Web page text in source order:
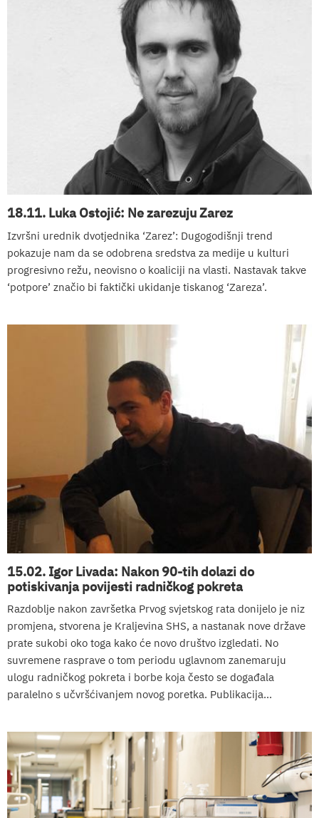
18.11. Luka Ostojić: Ne zarezuju Zarez
Izvršni urednik dvotjednika ‘Zarez’: Dugogodišnji trend
pokazuje nam da se odobrena sredstva za medije u kulturi
progresivno režu, neovisno o koaliciji na vlasti. Nastavak takve
‘potpore’ značio bi faktički ukidanje tiskanog ‘Zareza’.
15.02. Igor Livada: Nakon 90-tih dolazi do
potiskivanja povijesti radničkog pokreta
Razdoblje nakon završetka Prvog svjetskog rata donijelo je niz
promjena, stvorena je Kraljevina SHS, a nastanak nove države
prate sukobi oko toga kako će novo društvo izgledati. No
suvremene rasprave o tom periodu uglavnom zanemaruju
ulogu radničkog pokreta i borbe koja često se događala
paralelno s učvršćivanjem novog poretka. Publikacija...